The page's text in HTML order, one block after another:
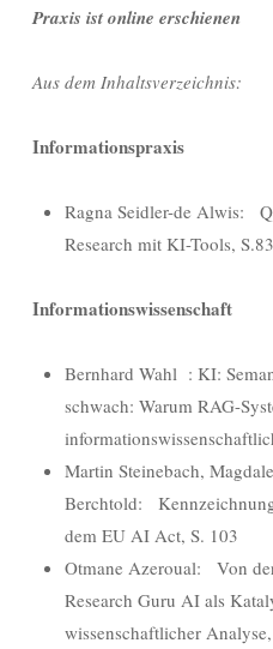
Praxis ist online erschienen
Aus dem Inhaltsverzeichnis:
Informationspraxis
Ragna Seidler-de Alwis:
Research mit KI-Tools, S.83
Informationswissenschaft
Bernhard Wahl : KI:
schwach: Warum RAG-
Martin Steinebach,
Berchtold:
dem EU AI Act, S. 103
Otmane Azeroual: Von
Research Guru AI als
wissenschaftlicher